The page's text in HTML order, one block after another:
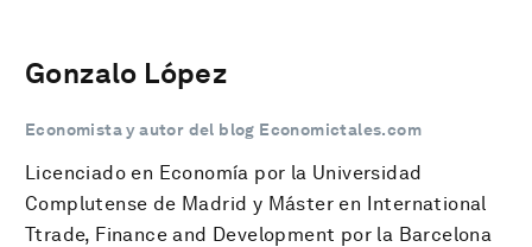
Gonzalo López
Economista y autor del blog Economictales.com
Licenciado en Economía por la Universidad
Complutense de Madrid y Máster en International
Ttrade, Finance and Development por la Barcelona